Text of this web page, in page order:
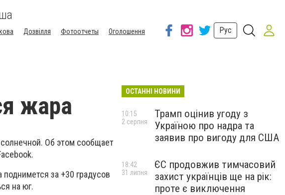
Дозвілля Фотоотчеты
Оголошення
Рус
жара
Об этом сообщает
поднимется за +30 градусов
на юг.
ОСТАННІ НОВИНИ
Трамп оцінив угоду з
Україною про надра та
заявив про вигоду для США
10:15
2 серпня
ЄС продовжив тимчасовий
захист українців ще на рік:
проте є виключення
18:42
31 липня